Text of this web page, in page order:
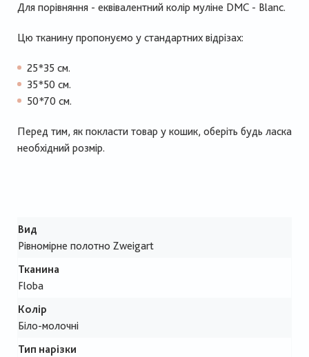
Для порівняння - еквівалентний колір муліне DMC - Blanc.
Цю тканину пропонуємо у стандартних відрізах:
25*35 см.
35*50 см.
50*70 см.
Перед тим, як покласти товар у кошик, оберіть будь ласка
необхідний розмір.
Вид
Рівномірне полотно Zweigart
Тканина
Floba
Колір
Біло-молочні
Тип нарізки